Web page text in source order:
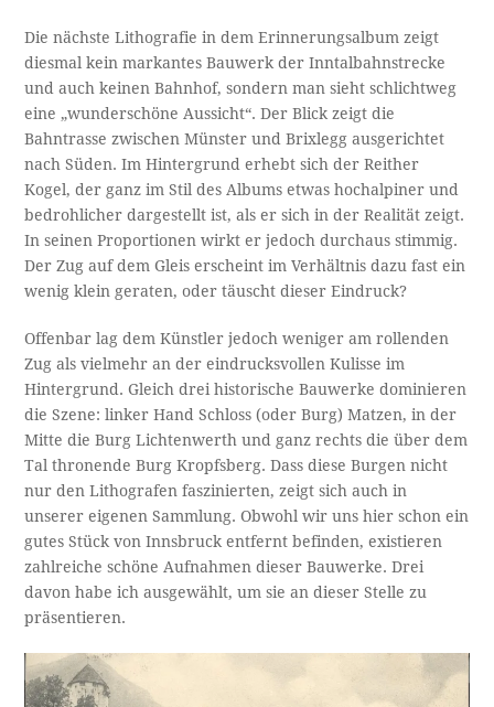
Die nächste Lithografie in dem Erinnerungsalbum zeigt
diesmal kein markantes Bauwerk der Inntalbahnstrecke
und auch keinen Bahnhof, sondern man sieht schlichtweg
eine „wunderschöne Aussicht“. Der Blick zeigt die
Bahntrasse zwischen Münster und Brixlegg ausgerichtet
nach Süden. Im Hintergrund erhebt sich der Reither
Kogel, der ganz im Stil des Albums etwas hochalpiner und
bedrohlicher dargestellt ist, als er sich in der Realität zeigt.
In seinen Proportionen wirkt er jedoch durchaus stimmig.
Der Zug auf dem Gleis erscheint im Verhältnis dazu fast ein
wenig klein geraten, oder täuscht dieser Eindruck?
Offenbar lag dem Künstler jedoch weniger am rollenden
Zug als vielmehr an der eindrucksvollen Kulisse im
Hintergrund. Gleich drei historische Bauwerke dominieren
die Szene: linker Hand Schloss (oder Burg) Matzen, in der
Mitte die Burg Lichtenwerth und ganz rechts die über dem
Tal thronende Burg Kropfsberg. Dass diese Burgen nicht
nur den Lithografen faszinierten, zeigt sich auch in
unserer eigenen Sammlung. Obwohl wir uns hier schon ein
gutes Stück von Innsbruck entfernt befinden, existieren
zahlreiche schöne Aufnahmen dieser Bauwerke. Drei
davon habe ich ausgewählt, um sie an dieser Stelle zu
präsentieren.